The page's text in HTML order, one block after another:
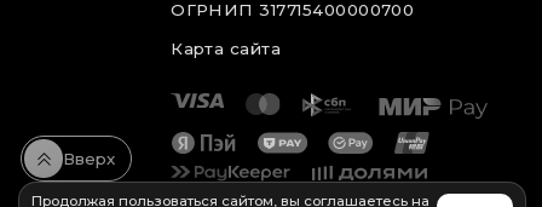
Продолжая пользоваться сайтом, вы соглашаетесь на
ОГРНИП 317715400000700
Карта сайта
Вверх